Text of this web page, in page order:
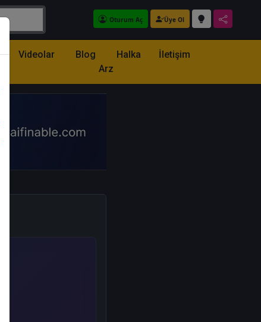
Oturum Aç Üye Ol
Videolar Blog
Halka
Arz
İletişim